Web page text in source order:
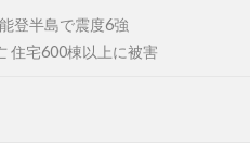
登半島で震度6強
住宅600棟以上に被害